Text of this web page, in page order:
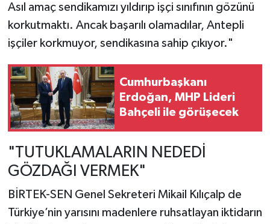
Asıl amaç sendikamızı yıldırıp işçi sınıfının gözünü
korkutmaktı. Ancak başarılı olamadılar, Antepli
işçiler korkmuyor, sendikasına sahip çıkıyor."
Cumhurbaşkanı
Erdoğan, MHP Lideri
Bahçeli ile görüşecek
"TUTUKLAMALARIN NEDEDİ
GÖZDAĞI VERMEK"
BİRTEK-SEN Genel Sekreteri Mikail Kılıçalp de
Türkiye’nin yarısını madenlere ruhsatlayan iktidarın